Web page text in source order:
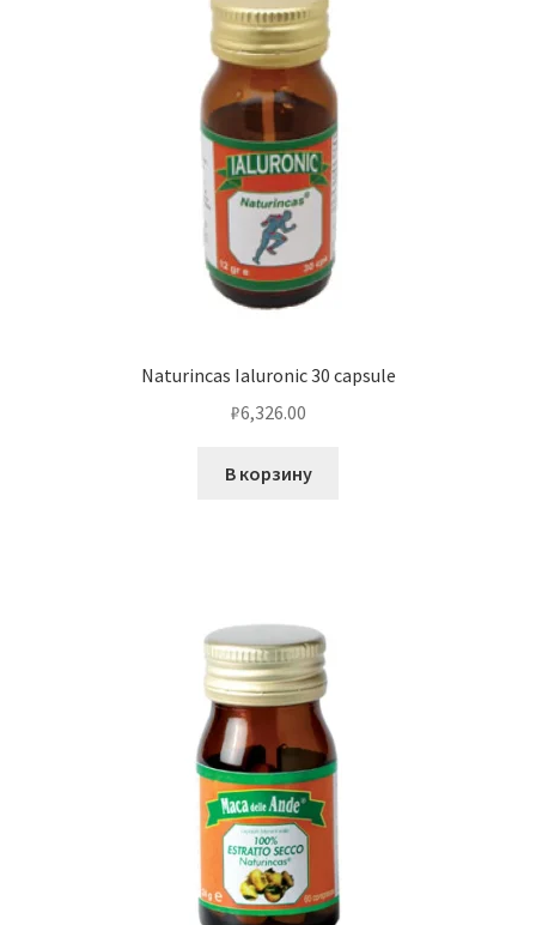
Naturincas Ialuronic 30 capsule
₽6,326.00
В корзину